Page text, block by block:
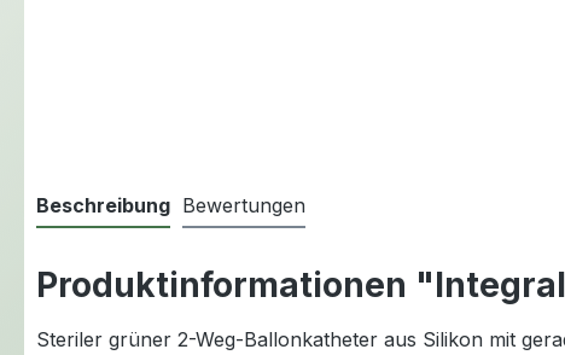
Beschreibung Bewertungen
Produktinformationen
Steriler grüner 2-Weg-Ballonkatheter aus Silikon mit